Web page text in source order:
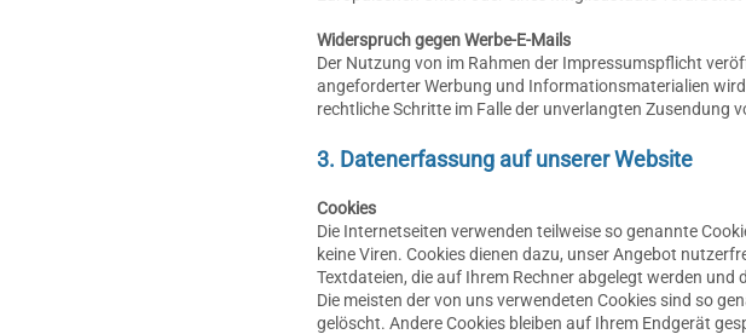
Widerspruch gegen Werbe-E-Mails
Der Nutzung von im Rahmen der Impressumspflicht
angeforderter Werbung und Informationsmaterialien
rechtliche Schritte im Falle der unverlangten Zusendung
3. Datenerfassung auf unserer Website
Cookies
Die Internetseiten verwenden teilweise so genannte
keine Viren. Cookies dienen dazu, unser Angebot
Textdateien, die auf Ihrem Rechner abgelegt werden und
Die meisten der von uns verwendeten Cookies sind so
gelöscht. Andere Cookies bleiben auf Ihrem Endgerät